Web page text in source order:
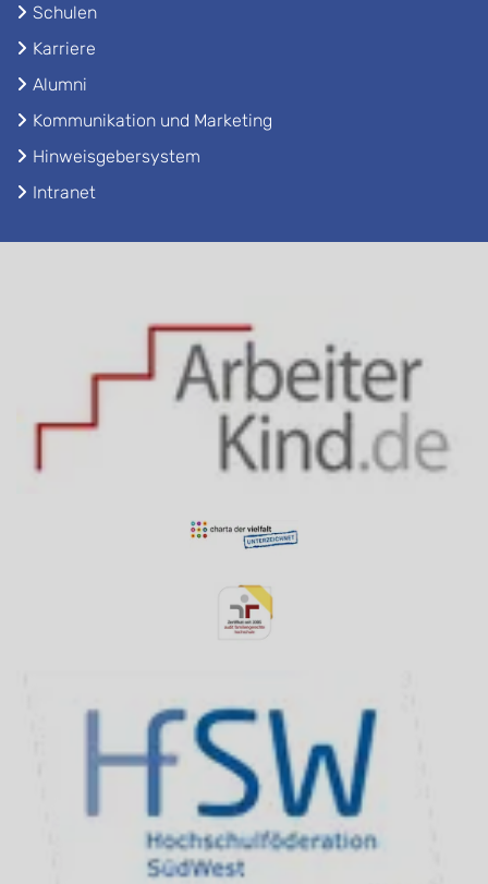
Schulen
Karriere
Alumni
Kommunikation und Marketing
Hinweisgebersystem
Intranet